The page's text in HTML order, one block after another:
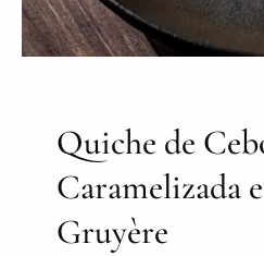
Quiche de
Caramelizada
Gruyère